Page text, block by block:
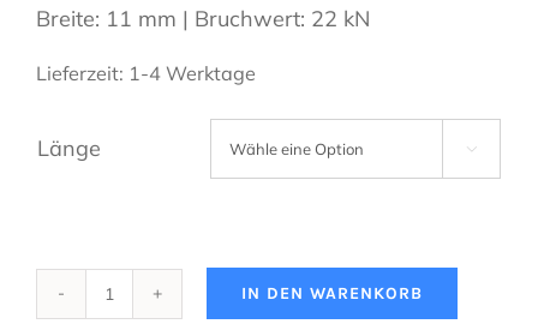
Breite: 11 mm | Bruchwert: 22 kN
Lieferzeit: 1-4 Werktage
Länge 
SINGING
IN DEN WARENKORB